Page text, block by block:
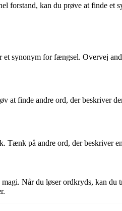
forstand, kan du prøve at finde
synonym for fængsel. Overvej
at finde andre ord, der beskriver
Tænk på andre ord, der beskriver
Når du løser ordkryds, kan